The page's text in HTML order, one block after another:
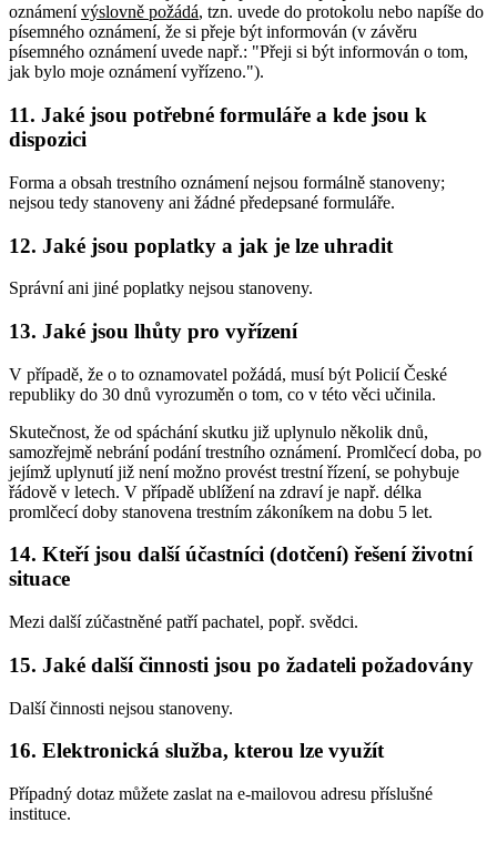
oznámenívýslovně požádá, tzn. uvede do protokolu nebo napíše do
písemného oznámení, že si přeje být informován (v závěru
písemného oznámení uvede např.: "Přeji si být informován o tom,
jak bylo moje oznámení vyřízeno.").
11. Jaké jsou potřebné formuláře a kde jsou k
dispozici
Forma a obsah trestního oznámení nejsou formálně stanoveny;
nejsou tedy stanoveny ani žádné předepsané formuláře.
12. Jaké jsou poplatky a jak je lze uhradit
Správní ani jiné poplatky nejsou stanoveny.
13. Jaké jsou lhůty pro vyřízení
V případě, že o to oznamovatel požádá, musí být Policií České
republiky do 30 dnů vyrozuměn o tom, co v této věci učinila.
Skutečnost, že od spáchání skutku již uplynulo několik dnů,
samozřejmě nebrání podání trestního oznámení. Promlčecí doba, po
jejímž uplynutí již není možno provést trestní řízení, se pohybuje
řádově v letech. V případě ublížení na zdraví je např. délka
promlčecí doby stanovena trestním zákoníkem na dobu 5 let.
14. Kteří jsou další účastníci (dotčení) řešení životní
situace
Mezi další zúčastněné patří pachatel, popř. svědci.
15. Jaké další činnosti jsou po žadateli požadovány
Další činnosti nejsou stanoveny.
16. Elektronická služba, kterou lze využít
Případný dotaz můžete zaslat na e-mailovou adresu příslušné
instituce.